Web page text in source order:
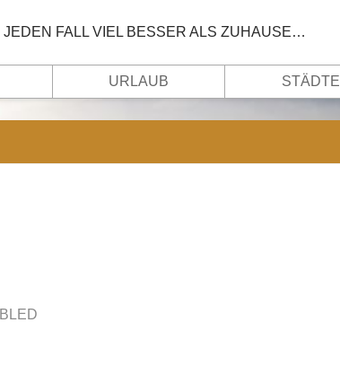
JEDEN FALL VIEL BESSER ALS ZUHAUSE…
URLAUB STÄDTE